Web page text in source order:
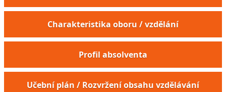
Charakteristika oboru / vzdělání
Profil absolventa
Učební plán / Rozvržení obsahu vzdělávání